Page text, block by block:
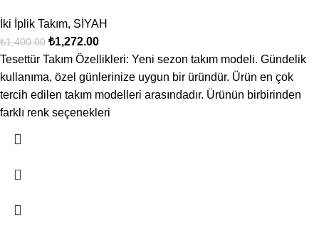
İki İplik Takım, SİYAH
₺1,400.00 ₺1,272.00
Tesettür Takım Özellikleri: Yeni sezon takım modeli. Gündelik
kullanıma, özel günlerinize uygun bir üründür. Ürün en çok
tercih edilen takım modelleri arasındadır. Ürünün birbirinden
farklı renk seçenekleri